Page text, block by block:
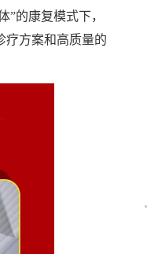
的康复模式下，
疗方案和高质量的